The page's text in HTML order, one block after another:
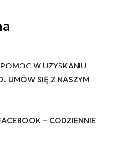
W UZYSKANIU
UMÓW SIĘ Z NASZYM
– CODZIENNIE